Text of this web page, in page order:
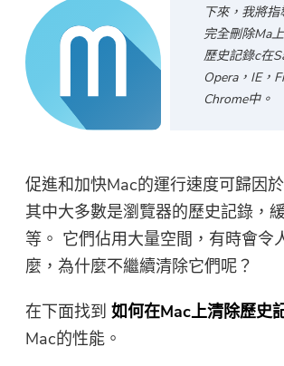
免費視頻編輯器
免費圖片壓縮器
下來，我將
完全刪除Ma
歷史記錄c在
Opera，IE，
Chrome中。
促進和加快Mac的運行速度可歸因
其中大多數是瀏覽器的歷史記錄，
等。 它們佔用大量空間，有時會令
麼，為什麼不繼續清除它們呢？
在下面找到如何在Mac上清除歷史
Mac的性能。